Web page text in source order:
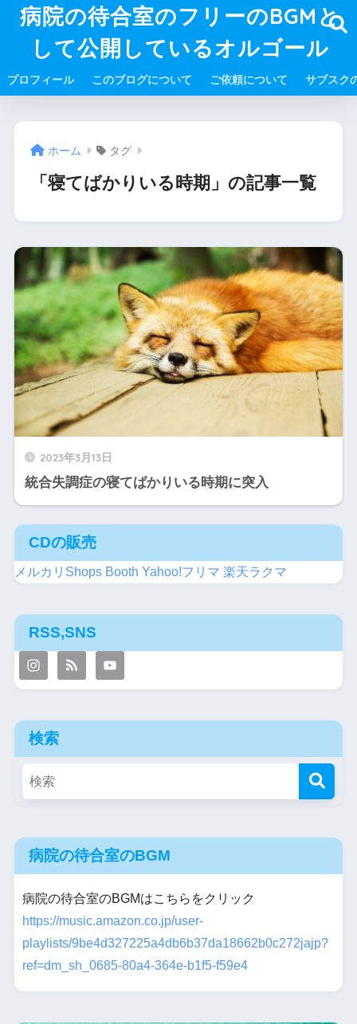
病院の待合室のフリーのBGMと
して公開しているオルゴール
プロフィール このブログについて ご依頼について サブスク
ホーム タグ
「寝てばかりいる時期」の記事一覧
2023年3月13日
統合失調症の寝てばかりいる時期に突入
CDの販売
メルカリShops Booth Yahoo!フリマ 楽天ラクマ
RSS,SNS
検索
病院の待合室のBGM
病院の待合室のBGMはこちらをクリック
https://music.amazon.co.jp/user-
playlists/9be4d327225a4db6b37da18662b0c272jajp?
ref=dm_sh_0685-80a4-364e-b1f5-f59e4